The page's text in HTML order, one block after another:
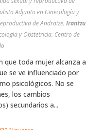
Adjunto en Ginecología y
y reproductiva de Andraize. Irantzu
y Obstetricia. Centro de
que toda mujer alcanza a
se ve influenciado por
psicológicos. No se
los cambios
secundarios a...